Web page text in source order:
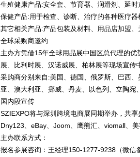
生殖健康产品:安全套、节育器、润滑剂、延
保健产品:用于检查、诊断、治疗的各种医疗
其它相关产品:产品包装及材料、用品店加盟
全球采购商邀约
主办方凭借15年全球用品展中国区总代理的
展、比利时展、汉诺威展、柏林展等现场宣传
采购商分别来自:美国、德国、俄罗斯、巴西
亚、澳大利亚、挪威、丹麦、以色列、立陶宛
国内段宣传
SZIEXPO将与深圳跨境电商展同期举办，共
Dny123、eBay、Joom、鹰熊汇、viomall、
主办联系方式：
报名参展咨询：王经理150-1277-9238（微信